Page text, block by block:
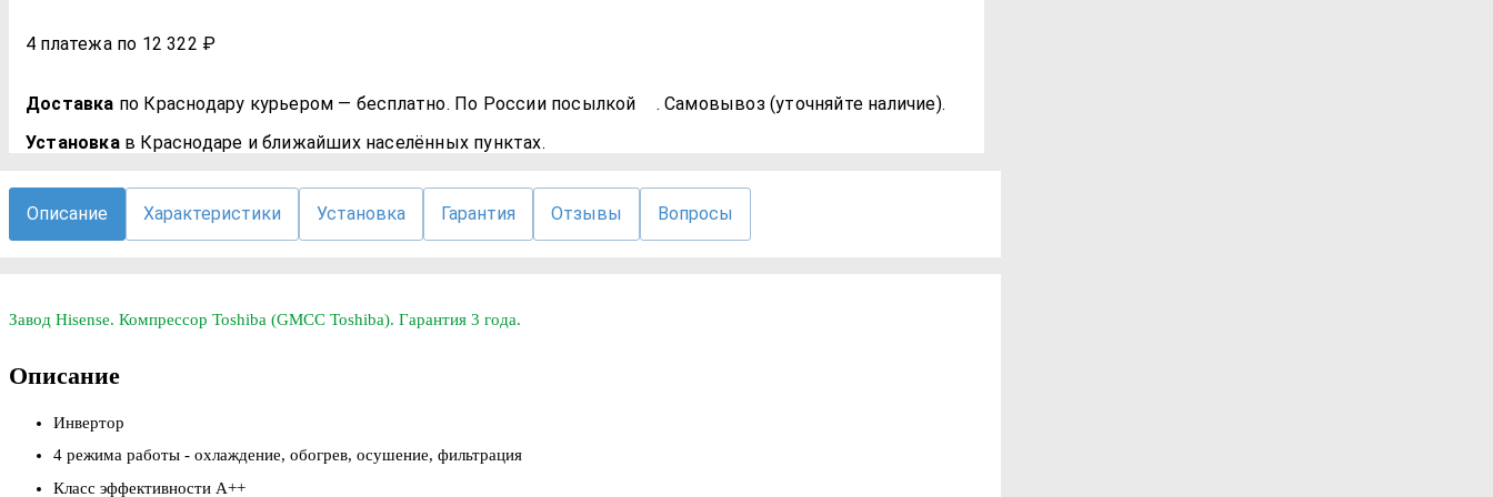
4 платежа по 12 322 ₽
Доставка по Краснодару курьером — бесплатно. По России посылкой
. Самовывоз (уточняйте наличие).
Установкав Краснодаре и ближайших населённых пунктах.
Описание Характеристики Установка Гарантия Отзывы Вопросы
Завод Hisense. Компрессор Toshiba (GMCC Toshiba). Гарантия 3 года.
Описание
Инвертор
4 режима работы - охлаждение, обогрев, осушение, фильтрация
Класс эффективности A++